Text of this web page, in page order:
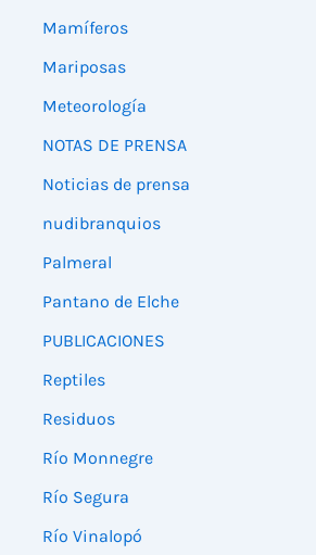
Mamíferos
Mariposas
Meteorología
NOTAS DE PRENSA
Noticias de prensa
nudibranquios
Palmeral
Pantano de Elche
PUBLICACIONES
Reptiles
Residuos
Río Monnegre
Río Segura
Río Vinalopó